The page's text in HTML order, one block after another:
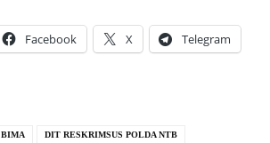
Facebook X Telegram
BIMA DIT RESKRIMSUS POLDA NTB